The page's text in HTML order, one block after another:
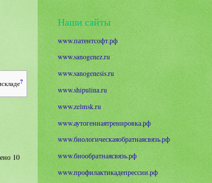
?
10
Наши сайты
www.патентсофт.рф
www.sanogenez.ru
www.sanogenesis.ru
www.shipulina.ru
www.zelmsk.ru
www.аутогеннаятренировка.рф
www.биологическаяобратнаясвязь.рф
www.биообратнаясвязь.рф
www.профилактикадепрессии.рф